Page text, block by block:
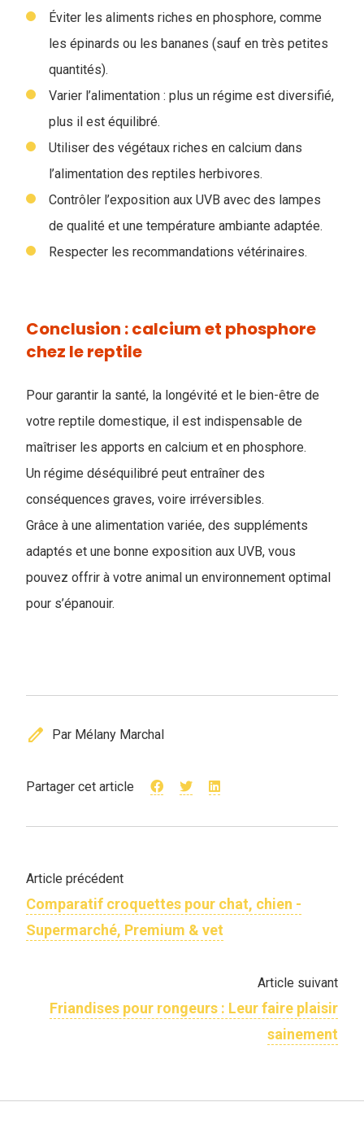
Éviter les aliments riches en phosphore, comme
les épinards ou les bananes (sauf en très petites
quantités).
Varier l’alimentation : plus un régime est diversifié,
plus il est équilibré.
Utiliser des végétaux riches en calcium dans
l’alimentation des reptiles herbivores.
Contrôler l’exposition aux UVB avec des lampes
de qualité et une température ambiante adaptée.
Respecter les recommandations vétérinaires.
Conclusion : calcium et phosphore
chez le reptile
Pour garantir la santé, la longévité et le bien-être de
votre reptile domestique, il est indispensable de
maîtriser les apports en calcium et en phosphore.
Un régime déséquilibré peut entraîner des
conséquences graves, voire irréversibles.
Grâce à une alimentation variée, des suppléments
adaptés et une bonne exposition aux UVB, vous
pouvez offrir à votre animal un environnement optimal
pour s’épanouir.
edit Par Mélany Marchal
Partager cet article
Article précédent
Comparatif croquettes pour chat, chien -
Supermarché, Premium & vet
Article suivant
Friandises pour rongeurs : Leur faire plaisir
sainement